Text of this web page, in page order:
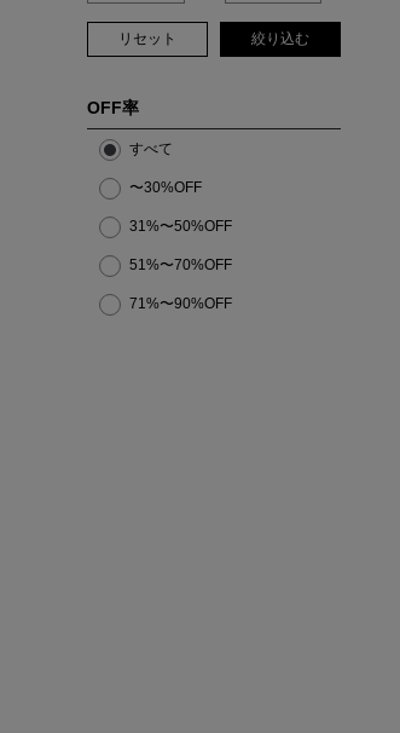
リセット 絞り込む
OFF率
すべて
〜30%OFF
31%〜50%OFF
51%〜70%OFF
71%〜90%OFF